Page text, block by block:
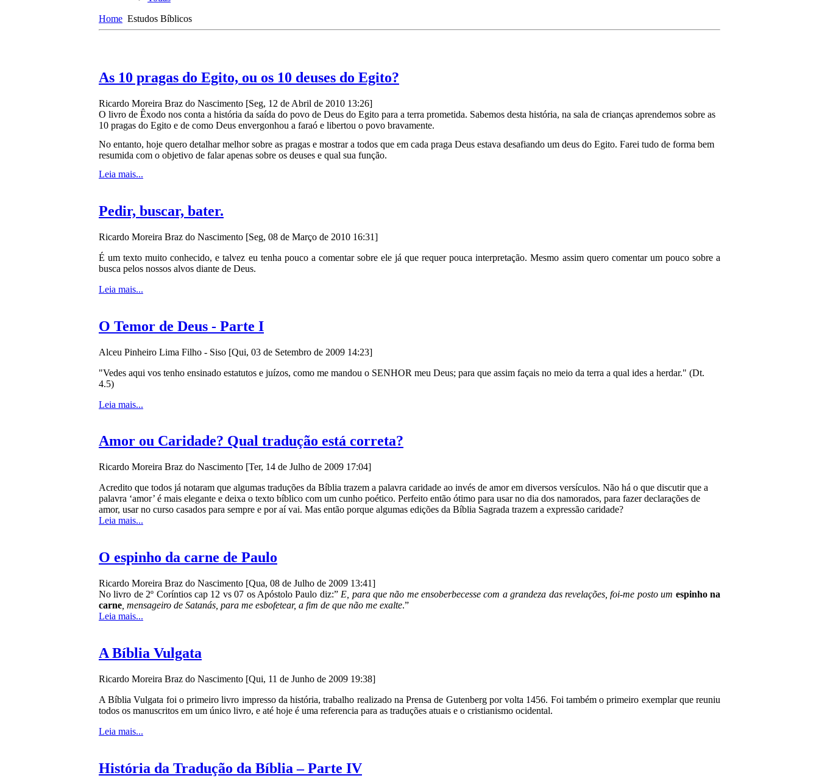
Home Estudos Bíblicos
As 10 pragas do Egito, ou os 10 deuses do Egito?
Ricardo Moreira Braz do Nascimento [Seg, 12 de Abril de 2010 13:26]
O livro de Êxodo nos conta a história da saída do povo de Deus do Egito para a terra prometida. Sabemos desta história, na sala de crianças aprendemos sobre as
10 pragas do Egito e de como Deus envergonhou a faraó e libertou o povo bravamente.
No entanto, hoje quero detalhar melhor sobre as pragas e mostrar a todos que em cada praga Deus estava desafiando um deus do Egito. Farei tudo de forma bem
resumida com o objetivo de falar apenas sobre os deuses e qual sua função.
Leia mais...
Pedir, buscar, bater.
Ricardo Moreira Braz do Nascimento [Seg, 08 de Março de 2010 16:31]
É um texto muito conhecido, e talvez eu tenha pouco a comentar sobre ele já que requer pouca interpretação. Mesmo assim quero comentar um pouco sobre a
busca pelos nossos alvos diante de Deus.
Leia mais...
O Temor de Deus - Parte I
Alceu Pinheiro Lima Filho - Siso [Qui, 03 de Setembro de 2009 14:23]
"Vedes aqui vos tenho ensinado estatutos e juízos, como me mandou o SENHOR meu Deus; para que assim façais no meio da terra a qual ides a herdar." (Dt.
4.5)
Leia mais...
Amor ou Caridade? Qual tradução está correta?
Ricardo Moreira Braz do Nascimento [Ter, 14 de Julho de 2009 17:04]
Acredito que todos já notaram que algumas traduções da Bíblia trazem a palavra caridade ao invés de amor em diversos versículos. Não há o que discutir que a
palavra ‘amor’ é mais elegante e deixa o texto bíblico com um cunho poético. Perfeito então ótimo para usar no dia dos namorados, para fazer declarações de
amor, usar no curso casados para sempre e por aí vai. Mas então porque algumas edições da Bíblia Sagrada trazem a expressão caridade?
Leia mais...
O espinho da carne de Paulo
Ricardo Moreira Braz do Nascimento [Qua, 08 de Julho de 2009 13:41]
No livro de 2º Coríntios cap 12 vs 07 os Apóstolo Paulo diz:” E, para que não me ensoberbecesse com a grandeza das revelações, foi-me posto um espinho na
carne , mensageiro de Satanás, para me esbofetear, a fim de que não me exalte.”
Leia mais...
A Bíblia Vulgata
Ricardo Moreira Braz do Nascimento [Qui, 11 de Junho de 2009 19:38]
A Bíblia Vulgata foi o primeiro livro impresso da história, trabalho realizado na Prensa de Gutenberg por volta 1456. Foi também o primeiro exemplar que reuniu
todos os manuscritos em um único livro, e até hoje é uma referencia para as traduções atuais e o cristianismo ocidental.
Leia mais...
História da Tradução da Bíblia – Parte IV